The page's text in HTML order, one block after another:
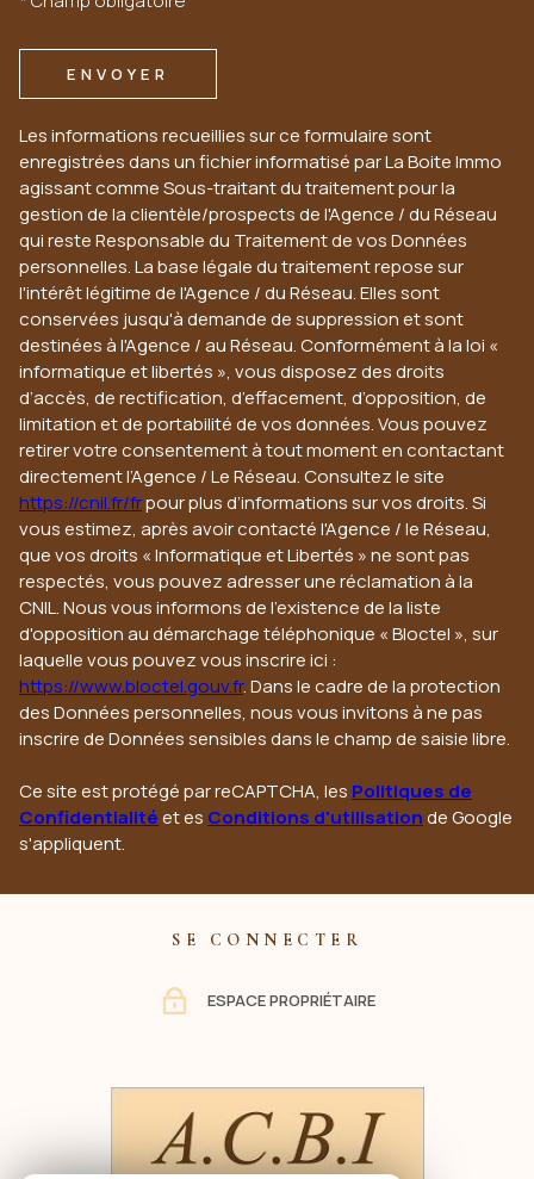
ENVOYER
Les informations recueillies sur ce formulaire sont
enregistrées dans un fichier informatisé par La Boite Immo
agissant comme Sous-traitant du traitement pour la
gestion de la clientèle/prospects de l'Agence / du Réseau
qui reste Responsable du Traitement de vos Données
personnelles. La base légale du traitement repose sur
l'intérêt légitime de l'Agence / du Réseau. Elles sont
conservées jusqu'à demande de suppression et sont
destinées à l'Agence / au Réseau. Conformément à la loi «
informatique et libertés », vous disposez des droits
d’accès, de rectification, d’effacement, d’opposition, de
limitation et de portabilité de vos données. Vous pouvez
retirer votre consentement à tout moment en contactant
directement l’Agence / Le Réseau. Consultez le site
https://cnil.fr/frpour plus d’informations sur vos droits. Si
vous estimez, après avoir contacté l'Agence / le Réseau,
que vos droits « Informatique et Libertés » ne sont pas
respectés, vous pouvez adresser une réclamation à la
CNIL. Nous vous informons de l’existence de la liste
d'opposition au démarchage téléphonique « Bloctel », sur
laquelle vous pouvez vous inscrire ici :
https://www.bloctel.gouv.fr. Dans le cadre de la protection
des Données personnelles, nous vous invitons à ne pas
inscrire de Données sensibles dans le champ de saisie libre.
Ce site est protégé par reCAPTCHA, les Politiques de
Confidentialitéet es Conditions d'utilisationde Google
s'appliquent.
SE CONNECTER
ESPACE PROPRIÉTAIRE